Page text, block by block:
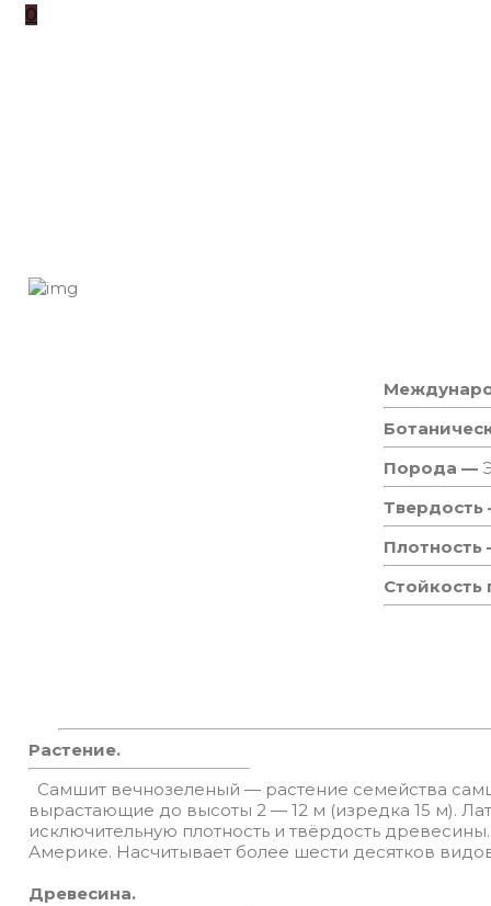
0
Порода —
Твердость
Растение.
Самшит вечнозеленый — растение семейства
вырастающие до высоты 2 — 12 м (изредка 15 м).
исключительную плотность и твёрдость
Америке. Насчитывает более шести десятков
Древесина.